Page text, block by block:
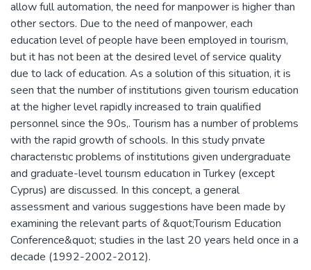
allow full automation, the need for manpower is higher than
other sectors. Due to the need of manpower, each
education level of people have been employed in tourism,
but it has not been at the desired level of service quality
due to lack of education. As a solution of this situation, it is
seen that the number of institutions given tourism education
at the higher level rapidly increased to train qualified
personnel since the 90s,. Tourism has a number of problems
with the rapid growth of schools. In this study prıvate
characterıstıc problems of institutions given undergraduate
and graduate-level tourısm educatıon in Turkey (except
Cyprus) are discussed. In this concept, a general
assessment and various suggestions have been made by
examining the relevant parts of &quot;Tourism Education
Conference&quot; studies in the last 20 years held once in a
decade (1992-2002-2012).